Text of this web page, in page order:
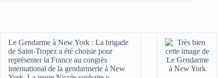
Le Gendarme à New York : La brigade
de Saint-Tropez a été choisie pour
représenter la France au congrès
international de la gendarmerie à New